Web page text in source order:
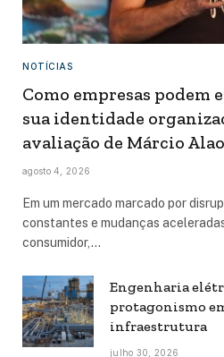
NOTÍCIAS
Como empresas podem
sua identidade
avaliação de Márcio
agosto 4, 2026
Em um mercado marcado por
constantes e mudanças
consumidor,…
Engenharia
protagonismo
infraestrutura
julho 30, 2026